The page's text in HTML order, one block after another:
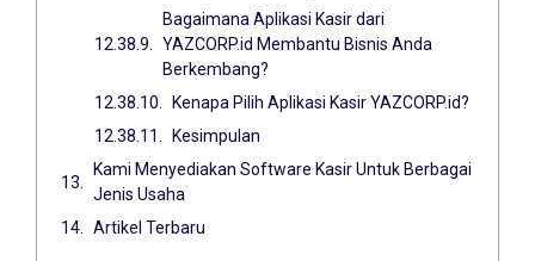
Bagaimana Aplikasi Kasir dari
YAZCORP.id Membantu Bisnis Anda
Berkembang?
Kenapa Pilih Aplikasi Kasir YAZCORP.id?
Kesimpulan
Kami Menyediakan Software Kasir Untuk Berbagai
Jenis Usaha
Artikel Terbaru